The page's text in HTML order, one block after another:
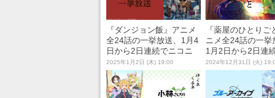
『ダンジョン飯』アニメ
全24話の一挙放送、1月4
日から2日連続でニコニ
コ生放送にて無料配信
2025年1月2日 (木) 19:00
『薬屋のひとりご
ニメ全24話の一挙
1月2日から2日連
コニコ生放送にて
信
2024年12月31日 (火)